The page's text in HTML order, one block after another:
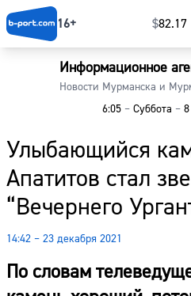
16+ $⁠82.17
Информационное
Новости Мурманска и
6:05 –Суббота –8
Улыбающийся
Апатитов стал
“Вечернего
14:42 – 23 декабря 2021
По словам
Главная
Наши гости
Фоторепортажи
Погода
Курсы валют